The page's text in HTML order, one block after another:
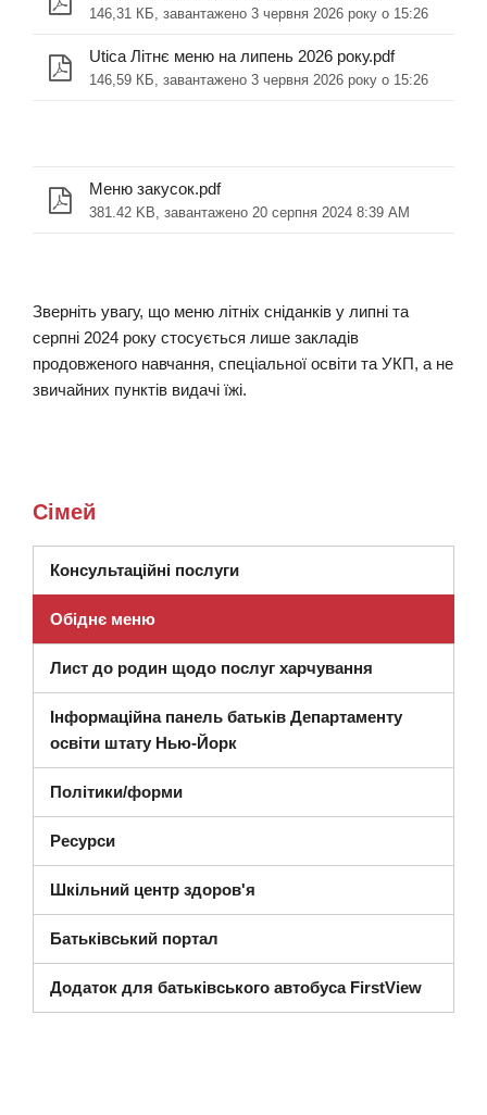
146,31 КБ, завантажено 3 червня 2026 року о 15:26
Utica Літнє меню на липень 2026 року.pdf
146,59 КБ, завантажено 3 червня 2026 року о 15:26
Меню закусок.pdf
381.42 KB, завантажено 20 серпня 2024 8:39 AM
Зверніть увагу, що меню літніх сніданків у липні та
серпні 2024 року стосується лише закладів
продовженого навчання, спеціальної освіти та УКП, а не
звичайних пунктів видачі їжі.
Сімей
Консультаційні послуги(відкриється в новому вікні)
Обіднє меню
Лист до родин щодо послуг харчування
Інформаційна панель батьків Департаменту
освіти штату Нью-Йорк(відкриється в новому вікні)
Політики/форми
Ресурси
Шкільний центр здоров'я
Батьківський портал
Додаток для батьківського автобуса FirstView